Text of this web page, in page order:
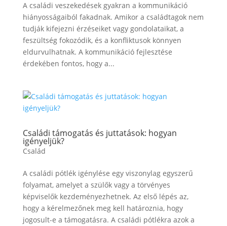
A családi veszekedések gyakran a kommunikáció
hiányosságaiból fakadnak. Amikor a családtagok nem
tudják kifejezni érzéseiket vagy gondolataikat, a
feszültség fokozódik, és a konfliktusok könnyen
eldurvulhatnak. A kommunikáció fejlesztése
érdekében fontos, hogy a...
Családi támogatás és juttatások: hogyan
igényeljük?
Család
A családi pótlék igénylése egy viszonylag egyszerű
folyamat, amelyet a szülők vagy a törvényes
képviselők kezdeményezhetnek. Az első lépés az,
hogy a kérelmezőnek meg kell határoznia, hogy
jogosult-e a támogatásra. A családi pótlékra azok a